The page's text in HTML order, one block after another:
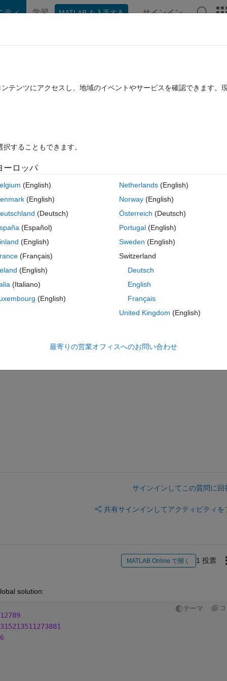
ティ 学習 MATLAB を入手する サインイン
に関する FAQ
0 投票
the matlab curve fitting tool, but the tool is way off in its fit as shown
and I want to fit that to a custom equation which is given below.
with this message i excel format (where R is resistance and f is
equation to the data.
サインインしてこの質問に回
共有サインインしてアクティビティを
MATLAB Online で開く 1 投票
solution:
テーマ
テンツにアクセスし、地域のイベントやサービスを確認できます。
することもできます。
ーロッパ
(English)
(English)
(Deutsch)
(Español)
(English)
(Français)
(English)
(Italiano)
(English)
Netherlands(English)
Norway(English)
Österreich (Deutsch)
Portugal(English)
Sweden (English)
Switzerland
Deutsch
English
Français
United Kingdom (English)
最寄りの営業オフィスへのお問い合わせ